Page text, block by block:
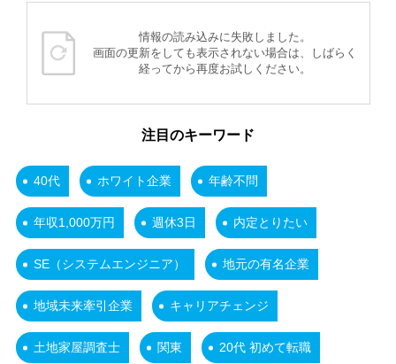
情報の読み込みに失敗しました。
画面の更新をしても表示されない場合は、しばらく
経ってから再度お試しください。
注目のキーワード
40代 ホワイト企業 年齢不問
年収1,000万円 週休3日 内定とりたい
SE（システムエンジニア） 地元の有名企業
地域未来牽引企業 キャリアチェンジ
土地家屋調査士 関東 20代 初めて転職